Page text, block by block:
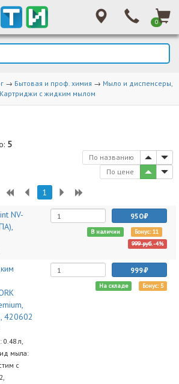
0
→ Бытовая и проф. химия → Мыло и диспенсеры,
Картриджи с жидким мылом
5
По названию
По цене
1
NV-
950
В наличии
Бонус: 11
999 руб.-4%
420602
л,
мыла:
с
999
На складе Бонус: 5